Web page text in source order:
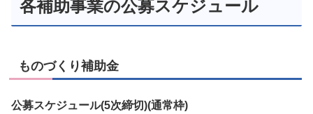
各補助事業の公募スケジュール
ものづくり補助金
公募スケジュール(5次締切)(通常枠)